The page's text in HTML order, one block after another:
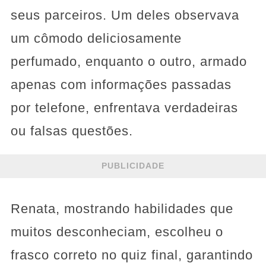
seus parceiros. Um deles observava
um cômodo deliciosamente
perfumado, enquanto o outro, armado
apenas com informações passadas
por telefone, enfrentava verdadeiras
ou falsas questões.
PUBLICIDADE
Renata, mostrando habilidades que
muitos desconheciam, escolheu o
frasco correto no quiz final, garantindo